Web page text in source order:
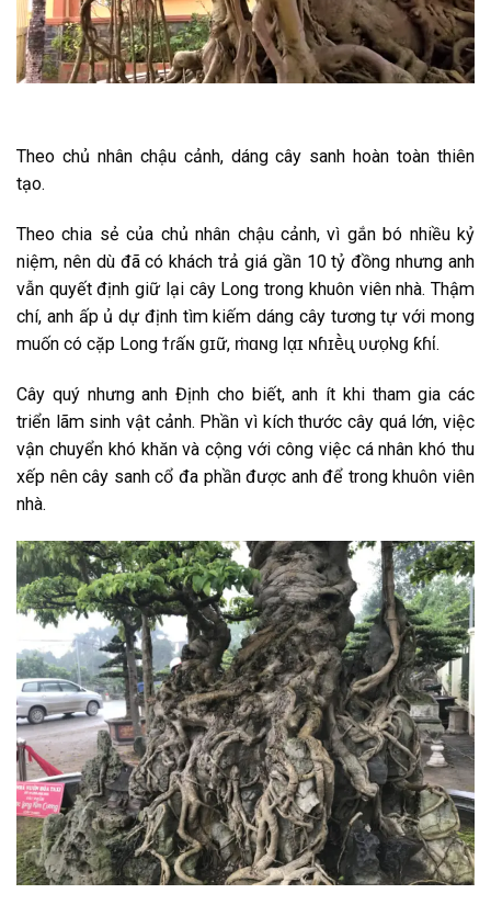
Theo chủ nhân chậu cảnh, dáng cây sanh hoàn toàn thiên
tạo.
Theo chia sẻ của chủ nhân chậu cảnh, vì gắn bó nhiều kỷ
niệm, nên dù đã có khách trả giá gần 10 tỷ đồng nhưng anh
vẫn quyết định giữ lại cây Long trong khuôn viên nhà. Thậm
chí, anh ấp ủ dự định tìm kiếm dáng cây tương tự với mong
muốn có cặp Long ϯɾấɴ ɡɪữ, ṁɑɴɡ Ɩᾳɪ ɴɦɪḕᶙ ʋưᴏ̛̣ɴɡ ƙɦί.
Cây quý nhưng anh Định cho biết, anh ít khi tham gia các
triển lãm sinh vật cảnh. Phần vì kích thước cây quá lớn, việc
vận chuyển khó khăn và cộng với công việc cá nhân khó thu
xếp nên cây sanh cổ đa phần được anh để trong khuôn viên
nhà.